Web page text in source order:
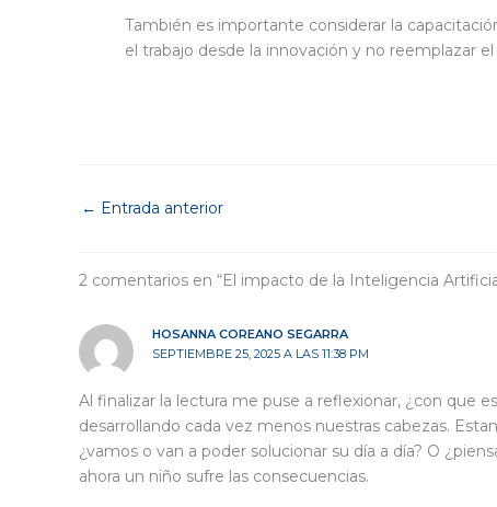
También es importante considerar la
el trabajo desde la innovación y no reemplazar
← Entrada anterior
2 comentarios en “El impacto de la Inteligencia
HOSANNA COREANO SEGARRA
SEPTIEMBRE 25, 2025 A LAS 11:38 PM
Al finalizar la lectura me puse a reflexionar, ¿con que
desarrollando cada vez menos nuestras cabezas.
¿vamos o van a poder solucionar su día a día? O
ahora un niño sufre las consecuencias.